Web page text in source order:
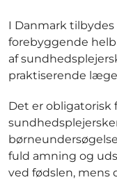
I Danmark
forebyggende
af
praktiserende
Det er obligatorisk
fuld amning og
ved fødslen, mens